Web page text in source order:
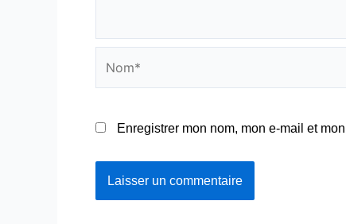
Enregistrer mon nom, mon e-mail et